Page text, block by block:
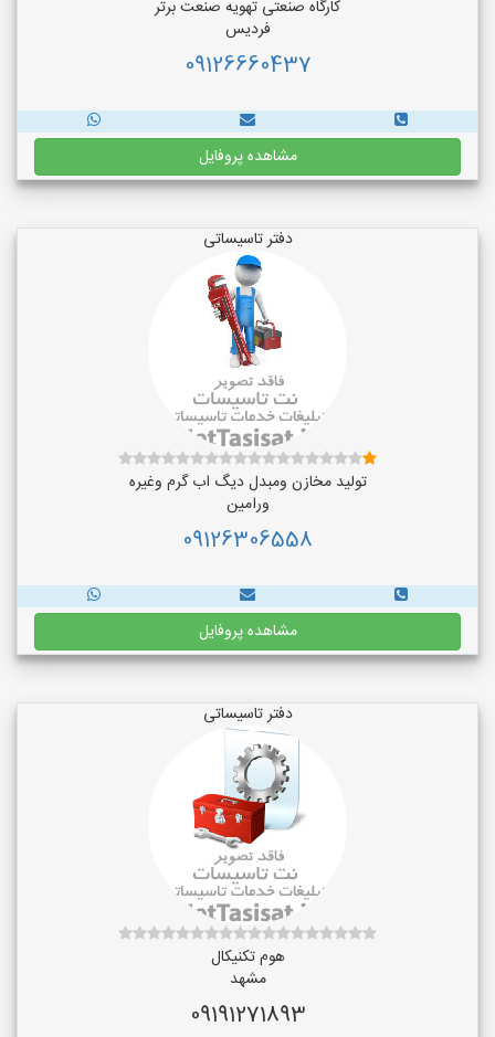
کارگاه صنعتی تهویه صنعت برتر
فردیس
09126660437
مشاهده پروفایل
دفتر تاسیساتی
تولید مخازن ومبدل دیگ اب گرم وغیره
ورامین
09126306558
مشاهده پروفایل
دفتر تاسیساتی
هوم تکنیکال
مشهد
09191271893